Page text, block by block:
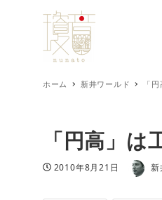
ホーム 新井ワールド 「
「円高」は
投稿日
2010年8月21日 著者 新